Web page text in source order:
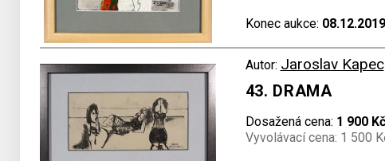
Konec aukce:
Autor: Jaroslav Kapec
43. DRAMA
Dosažená cena: 1 900 Kč
Vyvolávací cena: 1 500